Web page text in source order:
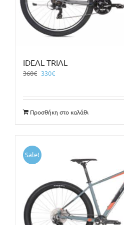
IDEAL TRIAL
360€ Original
360€.
330€Η
είναι:
330€.
Προσθήκη στο καλάθι
Sale!